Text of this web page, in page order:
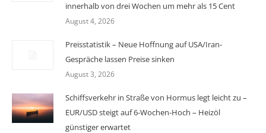
innerhalb von drei Wochen um mehr als 15 Cent
August 4, 2026
Preisstatistik – Neue Hoffnung auf USA/Iran-
Gespräche lassen Preise sinken
August 3, 2026
Schiffsverkehr in Straße von Hormus legt leicht zu –
EUR/USD steigt auf 6-Wochen-Hoch – Heizöl
günstiger erwartet